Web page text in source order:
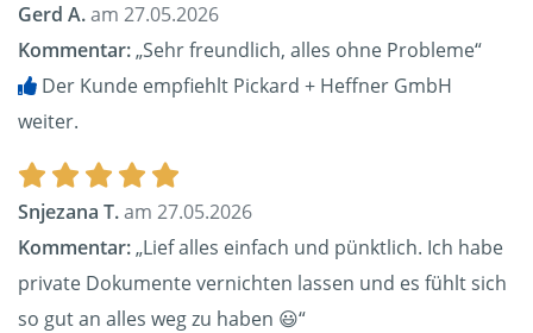
Gerd A.am 27.05.2026
Kommentar:„Sehr freundlich, alles ohne Probleme“
Der Kunde empfiehlt Pickard + Heffner GmbH
weiter.
Snjezana T.am 27.05.2026
Kommentar:„Lief alles einfach und pünktlich. Ich habe
private Dokumente vernichten lassen und es fühlt sich
so gut an alles weg zu haben 😃“